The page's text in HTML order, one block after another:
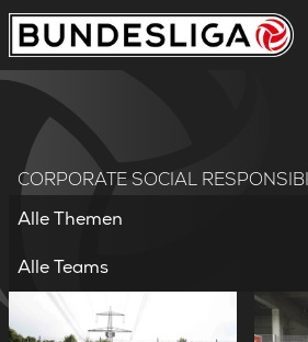
CORPORATE SOCIAL
Alle Themen
Alle Teams